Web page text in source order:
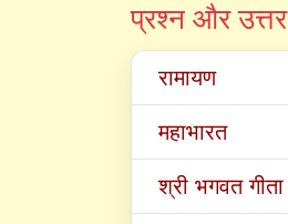
प्रश्न और उत्तर
रामायण
महाभारत
श्री भगवत गीता